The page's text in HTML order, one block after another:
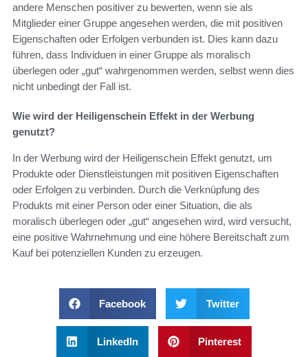
andere Menschen positiver zu bewerten, wenn sie als
Mitglieder einer Gruppe angesehen werden, die mit positiven
Eigenschaften oder Erfolgen verbunden ist. Dies kann dazu
führen, dass Individuen in einer Gruppe als moralisch
überlegen oder „gut“ wahrgenommen werden, selbst wenn dies
nicht unbedingt der Fall ist.
Wie wird der Heiligenschein Effekt in der Werbung
genutzt?
In der Werbung wird der Heiligenschein Effekt genutzt, um
Produkte oder Dienstleistungen mit positiven Eigenschaften
oder Erfolgen zu verbinden. Durch die Verknüpfung des
Produkts mit einer Person oder einer Situation, die als
moralisch überlegen oder „gut“ angesehen wird, wird versucht,
eine positive Wahrnehmung und eine höhere Bereitschaft zum
Kauf bei potenziellen Kunden zu erzeugen.
Facebook Twitter
LinkedIn Pinterest